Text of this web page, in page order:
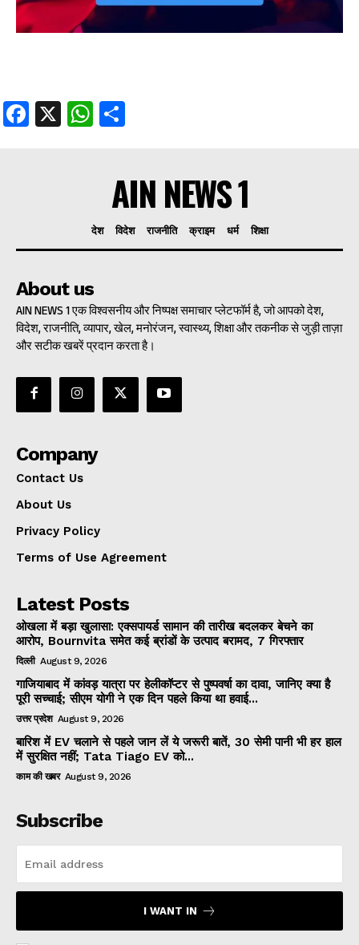
Facebook
X WhatsApp
AIN NEWS 1
देश विदेश राजनीति क्राइम धर्म शिक्षा
About us
AIN NEWS 1 एक विश्वसनीय और निष्पक्ष समाचार प्लेटफॉर्म है, जो आपको देश,
विदेश, राजनीति, व्यापार, खेल, मनोरंजन, स्वास्थ्य, शिक्षा और तकनीक से जुड़ी ताज़ा
और सटीक खबरें प्रदान करता है।
Company
Contact Us
About Us
Privacy Policy
Terms of Use Agreement
Latest Posts
ओखला में बड़ा खुलासा: एक्सपायर्ड सामान की तारीख बदलकर बेचने का
आरोप, Bournvita समेत कई ब्रांडों के उत्पाद बरामद, 7 गिरफ्तार
दिल्ली August 9, 2026
गाजियाबाद में कांवड़ यात्रा पर हेलीकॉप्टर से पुष्पवर्षा का दावा, जानिए क्या है
पूरी सच्चाई; सीएम योगी ने एक दिन पहले किया था हवाई...
उत्तर प्रदेश August 9, 2026
बारिश में EV चलाने से पहले जान लें ये जरूरी बातें, 30 सेमी पानी भी हर हाल
में सुरक्षित नहीं; Tata Tiago EV को...
काम की खबर August 9, 2026
Subscribe
I WANT IN